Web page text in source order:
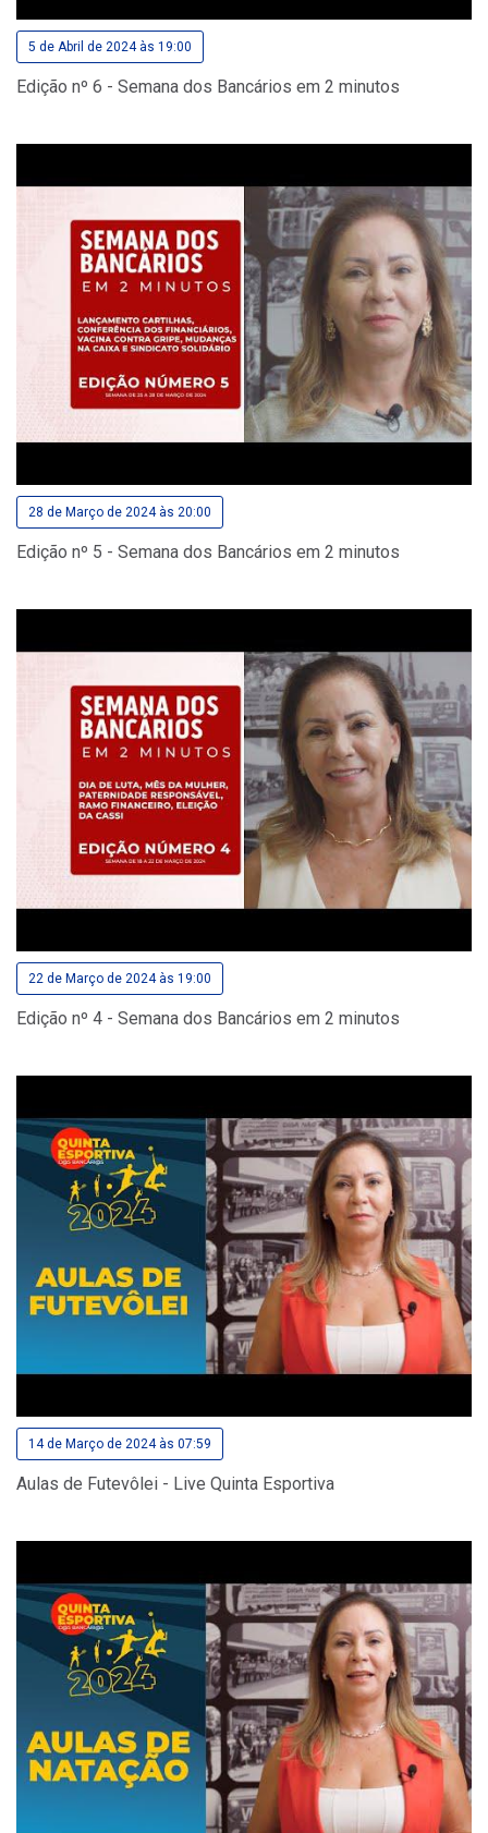
5 de Abril de 2024 às 19:00
Edição nº 6 - Semana dos Bancários em 2 minutos
28 de Março de 2024 às 20:00
Edição nº 5 - Semana dos Bancários em 2 minutos
22 de Março de 2024 às 19:00
Edição nº 4 - Semana dos Bancários em 2 minutos
14 de Março de 2024 às 07:59
Aulas de Futevôlei - Live Quinta Esportiva